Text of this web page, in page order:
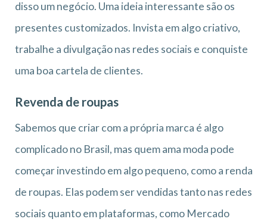
disso um negócio. Uma ideia interessante são os
presentes customizados. Invista em algo criativo,
trabalhe a divulgação nas redes sociais e conquiste
uma boa cartela de clientes.
Revenda de roupas
Sabemos que criar com a própria marca é algo
complicado no Brasil, mas quem ama moda pode
começar investindo em algo pequeno, como a renda
de roupas. Elas podem ser vendidas tanto nas redes
sociais quanto em plataformas, como Mercado